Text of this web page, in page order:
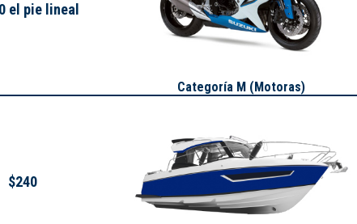
el pie lineal
Categoría M (Motoras)
$240